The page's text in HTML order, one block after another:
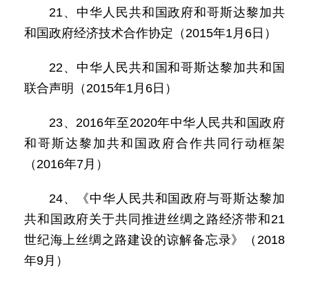
21、中华人民共和国政府和哥斯达黎加共
和国政府经济技术合作协定（2015年1月6日）
22、中华人民共和国和哥斯达黎加共和国
联合声明（2015年1月6日）
23、2016年至2020年中华人民共和国政府
和哥斯达黎加共和国政府合作共同行动框架
（2016年7月）
24、《中华人民共和国政府与哥斯达黎加
共和国政府关于共同推进丝绸之路经济带和21
世纪海上丝绸之路建设的谅解备忘录》（2018
年9月）